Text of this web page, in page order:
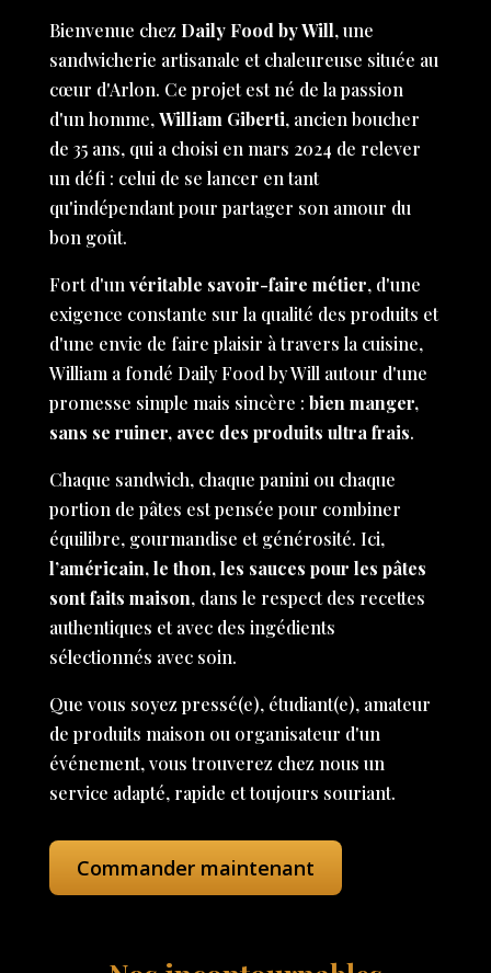
Bienvenue chez Daily Food by Will, une
sandwicherie artisanale et chaleureuse située au
cœur d'Arlon. Ce projet est né de la passion
d'un homme,William Giberti, ancien boucher
de 35 ans, qui a choisi en mars 2024 de relever
un défi : celui de se lancer en tant
qu'indépendant pour partager son amour du
bon goût.
Fort d'unvéritable savoir-faire métier, d'une
exigence constante sur la qualité des produits et
d'une envie de faire plaisir à travers la cuisine,
William a fondé Daily Food by Will autour d'une
promesse simple mais sincère : bien manger,
sans se ruiner, avec des produits ultra frais.
Chaque sandwich, chaque panini ou chaque
portion de pâtes est pensée pour combiner
équilibre, gourmandise et générosité. Ici,
l’américain, le thon, les sauces pour les pâtes
sont faits maison, dans le respect des recettes
authentiques et avec des ingédients
sélectionnés avec soin.
Que vous soyez pressé(e), étudiant(e), amateur
de produits maison ou organisateur d'un
événement, vous trouverez chez nous un
service adapté, rapide et toujours souriant.
Commander maintenant